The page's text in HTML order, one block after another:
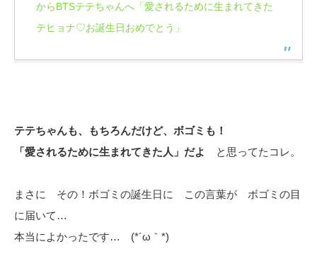
からBTSテテちゃんへ「愛されるために生まれてきた
テヒョナ♡お誕生日おめでとう」
テテちゃんも、もちろんだけど、ボゴミも！
「愛されるために生まれてきた人」だよ
と思ってたコレ。
まさに その！ボゴミの誕生日に この言葉が ボゴミの目
に届いて…
本当によかったです… (*´ω｀*)